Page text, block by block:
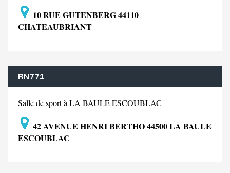
10 RUE GUTENBERG 44110
CHATEAUBRIANT
RN771
Salle de sport à LA BAULE ESCOUBLAC
42 AVENUE HENRI BERTHO 44500 LA BAULE
ESCOUBLAC